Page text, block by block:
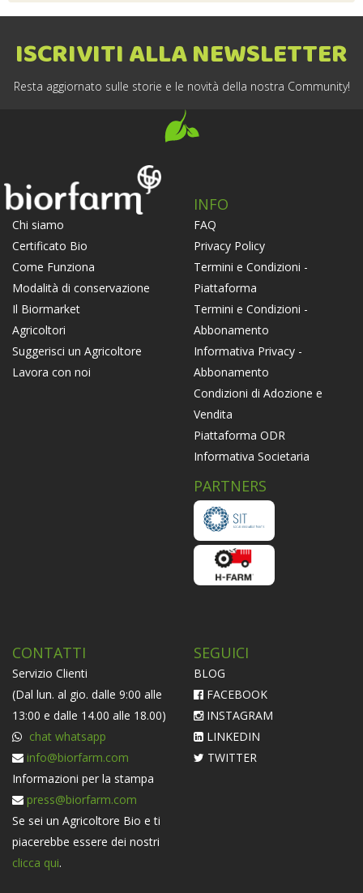
ISCRIVITI ALLA NEWSLETTER
Resta aggiornato sulle storie e le novità della nostra Community!
Chi siamo
Certificato Bio
Come Funziona
Modalità di conservazione
Il Biormarket
Agricoltori
Suggerisci un Agricoltore
Lavora con noi
INFO
FAQ
Privacy Policy
Termini e Condizioni -
Piattaforma
Termini e Condizioni -
Abbonamento
Informativa Privacy -
Abbonamento
Condizioni di Adozione e
Vendita
Piattaforma ODR
Informativa Societaria
PARTNERS
CONTATTI
Servizio Clienti
(Dal lun. al gio. dalle 9:00 alle
13:00 e dalle 14.00 alle 18.00)
chat whatsapp
info@biorfarm.com
Informazioni per la stampa
press@biorfarm.com
Se sei un Agricoltore Bio e ti
piacerebbe essere dei nostri
clicca qui.
SEGUICI
BLOG
FACEBOOK
INSTAGRAM
LINKEDIN
TWITTER